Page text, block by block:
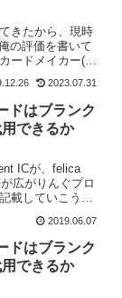
きたから、現時
の評価を書いて
ードメイカー(オ
プレイヤ
や悪い点だ
をクリックで表
2023.07.31
ドはブランク
できるか
ICが、felica
広がりんぐプロ
載していこうと
2019.06.07
ドはブランク
できるか